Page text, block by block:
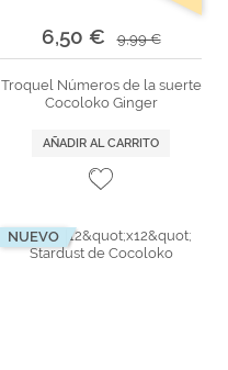
6,50 € 9,99 €
Troquel Números de la suerte
Cocoloko Ginger
AÑADIR AL CARRITO
NUEVO